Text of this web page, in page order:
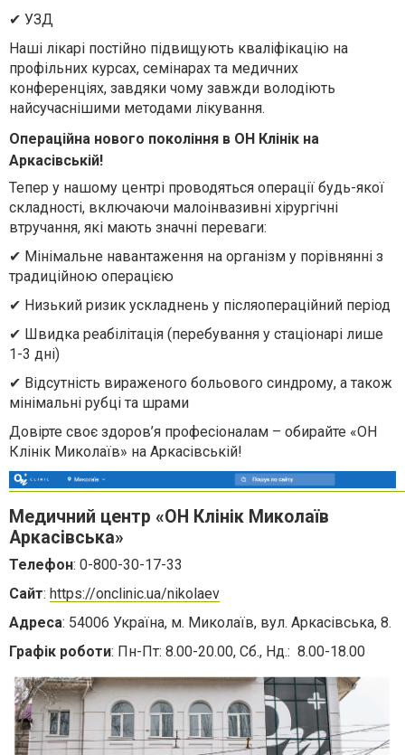
✔ УЗД
Наші лікарі постійно підвищують кваліфікацію на
профільних курсах, семінарах та медичних
конференціях, завдяки чому завжди володіють
найсучаснішими методами лікування.
Операційна нового покоління в ОН Клінік на
Аркасівській!
Тепер у нашому центрі проводяться операції будь-якої
складності, включаючи малоінвазивні хірургічні
втручання, які мають значні переваги:
✔ Мінімальне навантаження на організм у порівнянні з
традиційною операцією
✔ Низький ризик ускладнень у післяопераційний період
✔ Швидка реабілітація (перебування у стаціонарі лише
1-3 дні)
✔ Відсутність вираженого больового синдрому, а також
мінімальні рубці та шрами
Довірте своє здоров’я професіоналам – обирайте «ОН
Клінік Миколаїв» на Аркасівській!
Медичний центр «ОН Клінік Миколаїв
Аркасівська»
Телефон: 0-800-30-17-33
Сайт: https://onclinic.ua/nikolaev
Адреса: 54006 Україна, м. Миколаїв, вул. Аркасівська, 8.
Графік роботи: Пн-Пт: 8.00-20.00, Сб., Нд.: 8.00-18.00